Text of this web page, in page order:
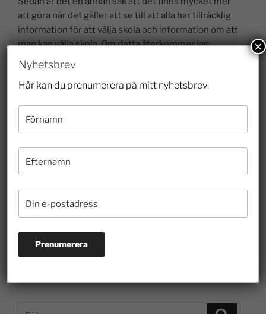
att göra när det gäller att se till att alla har tillräcklig
information för att välja skola och information om att
man kan välja skola. Om detta återkommer jag.
FRISKOLEBLOGGEN 2015-2024,TANKAR OM
SKOLAN
Det unika svenska skolsystemet
Public service spelar på allmänhetens okunskap
Nyhetsbrev
Här kan du prenumerera på mitt nyhetsbrev.
×